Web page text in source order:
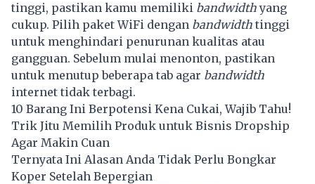
tinggi, pastikan kamu memiliki bandwidthyang
cukup. Pilih paket WiFi dengan bandwidth tinggi
untuk menghindari penurunan kualitas atau
gangguan. Sebelum mulai menonton, pastikan
untuk menutup beberapa tab agar bandwidth
internet tidak terbagi.
10 Barang Ini Berpotensi Kena Cukai, Wajib Tahu!
Trik Jitu Memilih Produk untuk Bisnis Dropship
Agar Makin Cuan
Ternyata Ini Alasan Anda Tidak Perlu Bongkar
Koper Setelah Bepergian